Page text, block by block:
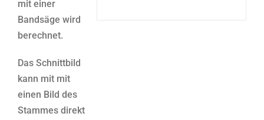
mit einer
Bandsäge wird
berechnet.
Das Schnittbild
kann mit mit
einen Bild des
Stammes direkt